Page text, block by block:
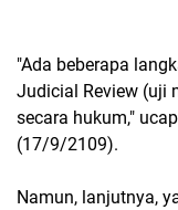
"Ada beberapa
Judicial Review (uji
secara hukum,"
(17/9/2109).
Namun, lanjutnya,